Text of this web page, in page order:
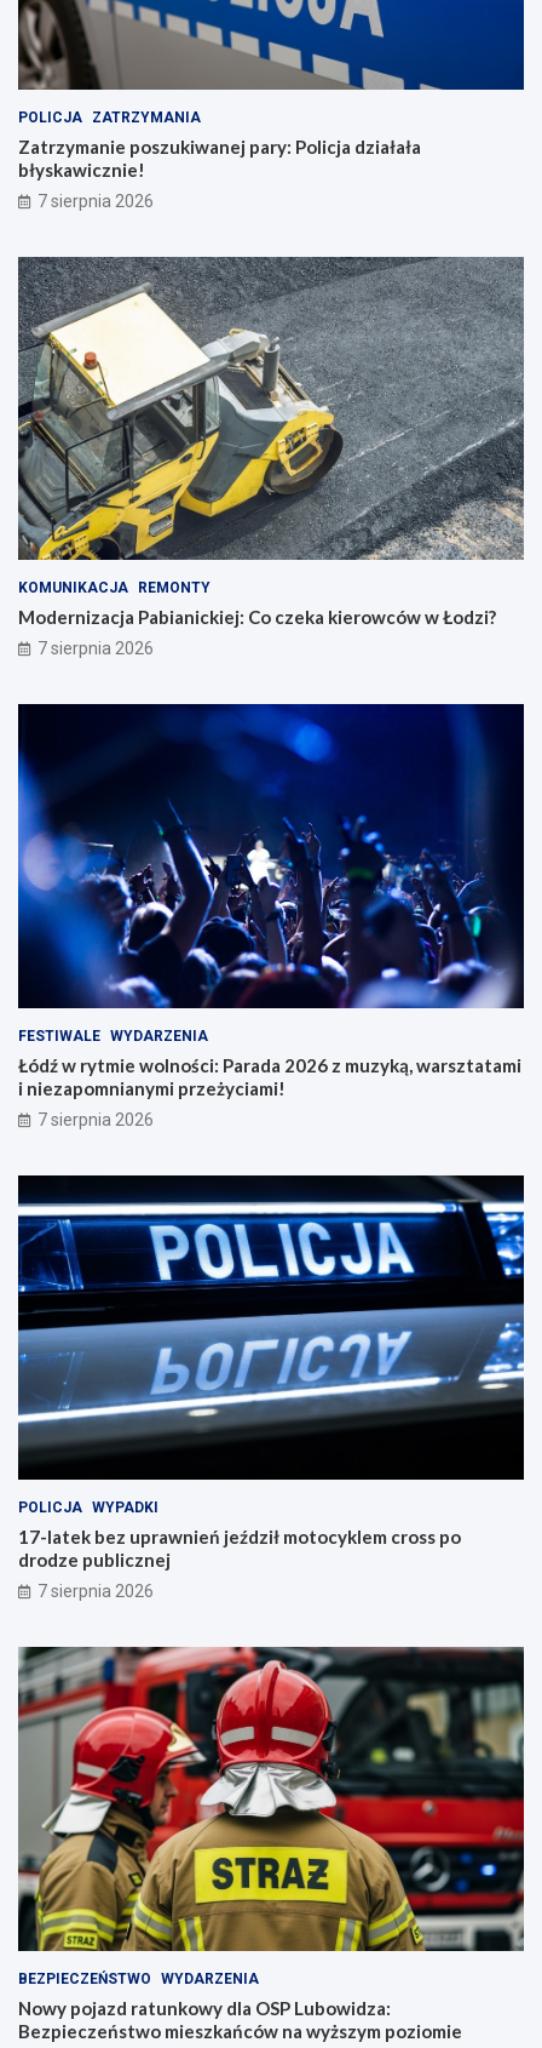
POLICJA ZATRZYMANIA
Zatrzymanie poszukiwanej pary: Policja działała
błyskawicznie!
7 sierpnia 2026
KOMUNIKACJA REMONTY
Modernizacja Pabianickiej: Co czeka kierowców w Łodzi?
7 sierpnia 2026
FESTIWALE WYDARZENIA
Łódź w rytmie wolności: Parada 2026 z muzyką, warsztatami
i niezapomnianymi przeżyciami!
7 sierpnia 2026
POLICJA WYPADKI
17-latek bez uprawnień jeździł motocyklem cross po
drodze publicznej
7 sierpnia 2026
BEZPIECZEŃSTWO WYDARZENIA
Nowy pojazd ratunkowy dla OSP Lubowidza:
Bezpieczeństwo mieszkańców na wyższym poziomie